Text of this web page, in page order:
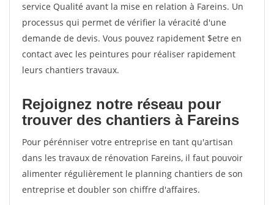
service Qualité avant la mise en relation à Fareins. Un
processus qui permet de vérifier la véracité d'une
demande de devis. Vous pouvez rapidement $etre en
contact avec les peintures pour réaliser rapidement
leurs chantiers travaux.
Rejoignez notre réseau pour
trouver des chantiers à Fareins
Pour pérénniser votre entreprise en tant qu'artisan
dans les travaux de rénovation Fareins, il faut pouvoir
alimenter régulièrement le planning chantiers de son
entreprise et doubler son chiffre d'affaires.